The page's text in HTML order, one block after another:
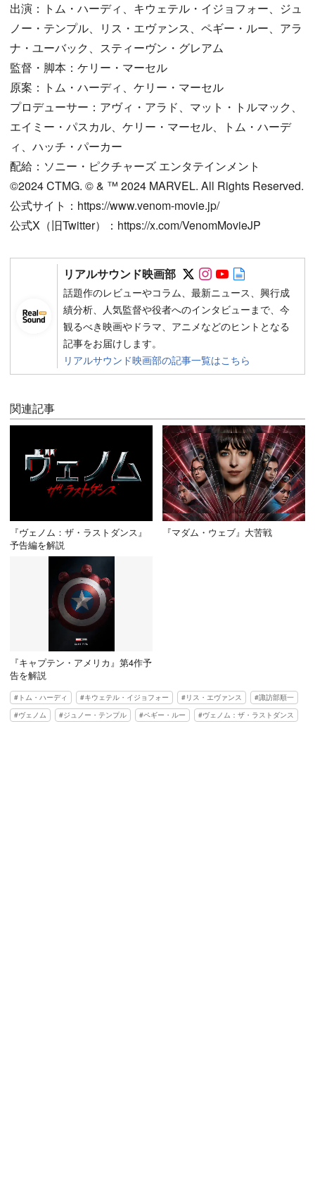
出演：トム・ハーディ、キウェテル・イジョフォー、ジュ
ノー・テンプル、リス・エヴァンス、ペギー・ルー、アラ
ナ・ユーバック、スティーヴン・グレアム
監督・脚本：ケリー・マーセル
原案：トム・ハーディ、ケリー・マーセル
プロデューサー：アヴィ・アラド、マット・トルマック、
エイミー・パスカル、ケリー・マーセル、トム・ハーデ
ィ、ハッチ・パーカー
配給：ソニー・ピクチャーズ エンタテインメント
©2024 CTMG. © & ™ 2024 MARVEL. All Rights Reserved.
公式サイト：https://www.venom-movie.jp/
公式X（旧Twitter）：https://x.com/VenomMovieJP
リアルサウンド映画部 Follow on SNS
Follow on SNS
Follow on
話題作のレビューやコラム、最新ニュース、興行成
績分析、人気監督や役者へのインタビューまで、今
観るべき映画やドラマ、アニメなどのヒントとなる
記事をお届けします。
リアルサウンド映画部の記事一覧はこちら
関連記事
『ヴェノム：ザ・ラストダンス』
予告編を解説
『マダム・ウェブ』大苦戦
『キャプテン・アメリカ』第4作予
告を解説
トム・ハーディ キウェテル・イジョフォー リス・エヴァンス
諏訪部順一
ヴェノム
ジュノー・テンプル ペギー・ルー ヴェノム：ザ・ラストダンス